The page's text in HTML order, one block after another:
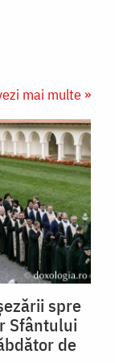
mai multe »
spre
Sfântului
de